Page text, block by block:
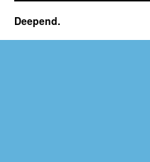
Deepend.